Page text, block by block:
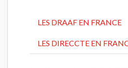
LES DRAAF EN FRANCE
LES DIRECCTE EN